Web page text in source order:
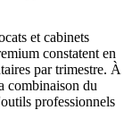
et cabinets
constatent en
par trimestre. À
combinaison du
professionnels